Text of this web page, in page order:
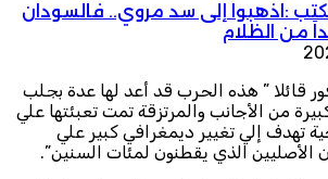
:اذهبوا إلى سد مروي.. فالسودان
من الظلام
قائلا ” هذه الحرب قد أعد لها عدة بجلب
من الأجانب والمرتزقة تمت تعبئتها علي
تهدف إلي تغيير ديمغرافي كبير علي
الذي يقطنون لمئات السنين”.